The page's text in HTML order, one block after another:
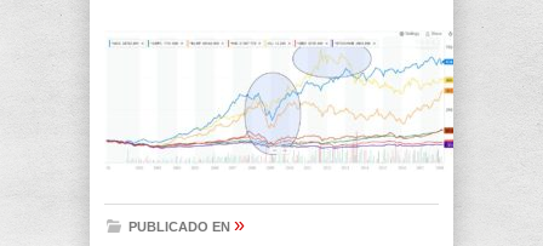
PUBLICADO EN »